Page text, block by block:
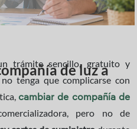
de luz a
trámite sencillo, gratuito y
tenga que complicarse con
cambiar de compañía de
pero no de